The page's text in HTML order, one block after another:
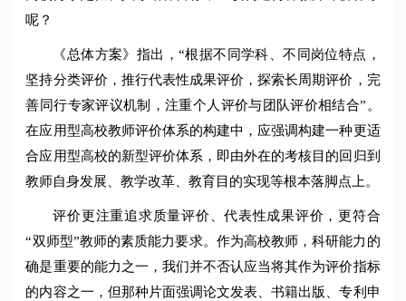
呢？
《总体方案》指出，“根据不同学科、不同岗位特点，
坚持分类评价，推行代表性成果评价，探索长周期评价，完
善同行专家评议机制，注重个人评价与团队评价相结合”。
在应用型高校教师评价体系的构建中，应强调构建一种更适
合应用型高校的新型评价体系，即由外在的考核目的回归到
教师自身发展、教学改革、教育目的实现等根本落脚点上。
评价更注重追求质量评价、代表性成果评价，更符合
“双师型”教师的素质能力要求。作为高校教师，科研能力的
确是重要的能力之一，我们并不否认应当将其作为评价指标
的内容之一，但那种片面强调论文发表、书籍出版、专利申